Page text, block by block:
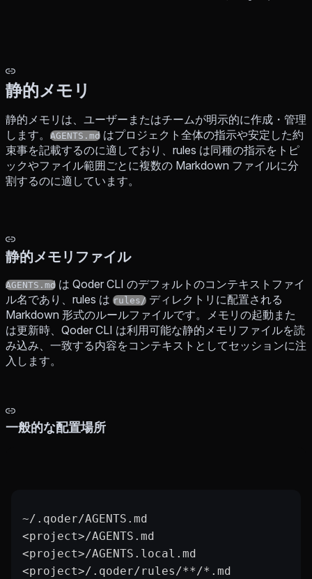
静的メモリ
静的メモリは、ユーザーまたはチームが明示的に作成・管理
します。
AGENTS.md はプロジェクト全体の指示や安定した約
束事を記載するのに適しており、rules は同種の指示をトピ
ックやファイル範囲ごとに複数の Markdown ファイルに分
割するのに適しています。
静的メモリファイル
AGENTS.md は Qoder CLI のデフォルトのコンテキストファイ
ル名であり、rules は rules/ ディレクトリに配置される
Markdown 形式のルールファイルです。メモリの起動また
は更新時、Qoder CLI は利用可能な静的メモリファイルを読
み込み、一致する内容をコンテキストとしてセッションに注
入します。
一般的な配置場所
~/.qoder/AGENTS.md
<project>/AGENTS.md
<project>/AGENTS.local.md
<project>/.qoder/rules/**/*.md